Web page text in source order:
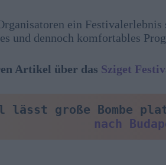
ein Festivalerlebnis
und dennoch komfortables
Artikel über das Sziget
lässt große Bombe
nach